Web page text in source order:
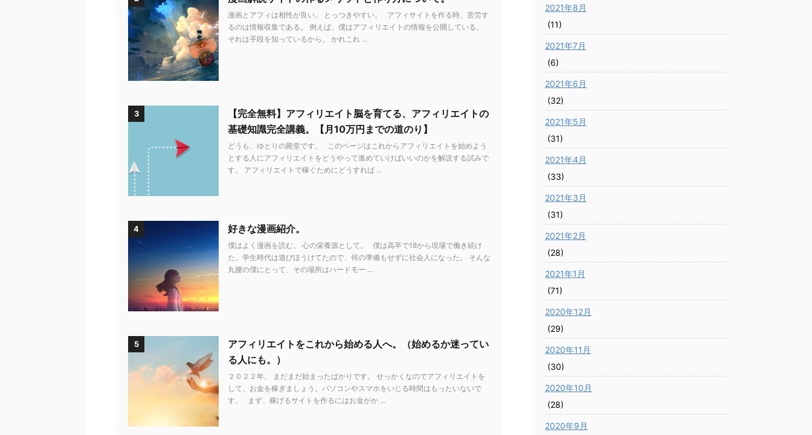
漫画とアフィは相性が良い。 とっつきやすい。 アフィサイトを作る時、苦労す
るのは情報収集である。 例えば、僕はアフィリエイトの情報を公開している。
それは手段を知っているから。 かれこれ ...
3
【完全無料】アフィリエイト脳を育てる、アフィリエイトの
基礎知識完全講義。【月10万円までの道のり】
どうも、ゆとりの殿堂です。 このページはこれからアフィリエイトを始めよう
とする人にアフィリエイトをどうやって進めていけばいいのかを解説する試みで
す。 アフィリエイトで稼ぐためにどうすれば ...
4 好きな漫画紹介。
僕はよく漫画を読む。 心の栄養源として。 僕は高卒で18から現場で働き続け
た。学生時代は遊びほうけてたので、何の準備もせずに社会人になった。 そんな
丸腰の僕にとって、その場所はハードモー ...
5
アフィリエイトをこれから始める人へ。（始めるか迷ってい
る人にも。）
２０２２年。 まだまだ始まったばかりです。 せっかくなのでアフィリエイトを
して、お金を稼ぎましょう。パソコンやスマホをいじる時間はもったいないで
す。 まず、稼げるサイトを作るにはお金がか ...
2021年8月
(11)
2021年7月
(6)
2021年6月
(32)
2021年5月
(31)
2021年4月
(33)
2021年3月
(31)
2021年2月
(28)
2021年1月
(71)
2020年12月
(29)
2020年11月
(30)
2020年10月
(28)
2020年9月